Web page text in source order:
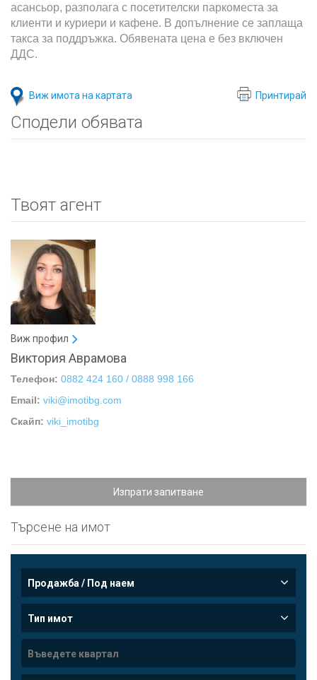
асансьор, разполага с посетителски паркоместа за
клиенти и куриери и кафене. В допълнение се заплаща
такса за поддръжка. Обявената цена е без включен
ДДС.
Виж имота на картата Принтирай
Сподели обявата
Твоят агент
Виж профил
Виктория Аврамова
Телефон: 0882 424 160 / 0888 998 166
Email: viki@imotibg.com
Скайп: viki_imotibg
Изпрати запитване
Търсене на имот
Продажба / Под наем
Тип имот